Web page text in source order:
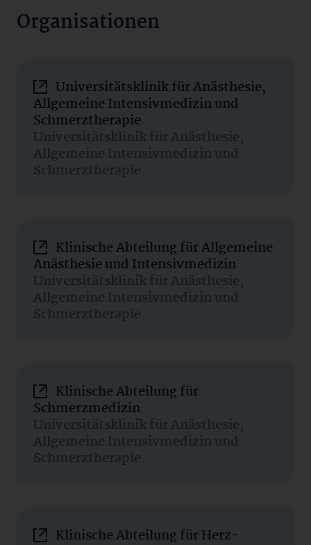
Organisationen
Universitätsklinik für Anästhesie,
Allgemeine Intensivmedizin und
Schmerztherapie
Universitätsklinik für Anästhesie,
Allgemeine Intensivmedizin und
Schmerztherapie
Klinische Abteilung für Allgemeine
Anästhesie und Intensivmedizin
Universitätsklinik für Anästhesie,
Allgemeine Intensivmedizin und
Schmerztherapie
Klinische Abteilung für
Schmerzmedizin
Universitätsklinik für Anästhesie,
Allgemeine Intensivmedizin und
Schmerztherapie
Klinische Abteilung für Herz-